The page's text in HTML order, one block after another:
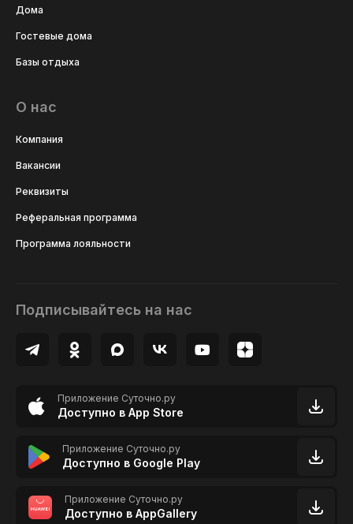
Дома
Гостевые дома
Базы отдыха
О нас
Компания
Вакансии
Реквизиты
Реферальная программа
Программа лояльности
Подписывайтесь на нас
Приложение Суточно.ру
Доступно в App Store
Приложение Суточно.ру
Доступно в Google Play
Приложение Суточно.ру
Доступно в AppGallery